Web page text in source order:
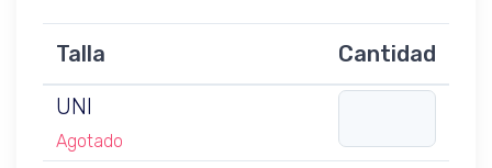
Talla
Cantidad
UNI
Agotado